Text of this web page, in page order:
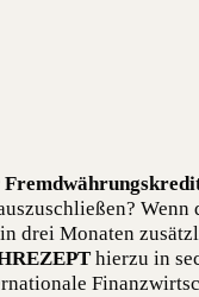
Wenn
drei Mona­ten
hier­zu in